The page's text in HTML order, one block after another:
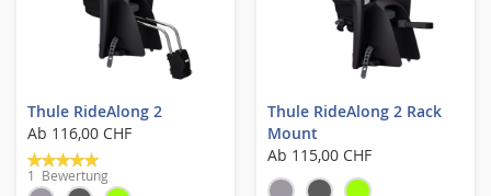
Thule RideAlong 2
Ab 116,00 CHF
Bewertung:
100%
1 Bewertung
Thule RideAlong 2 Rack
Mount
Ab 115,00 CHF